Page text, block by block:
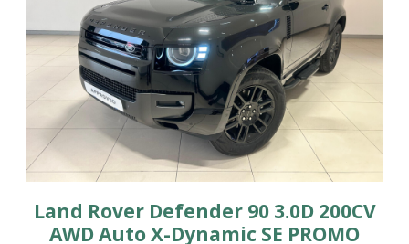
Land Rover Defender 90 3.0D 200CV
AWD Auto X-Dynamic SE PROMO